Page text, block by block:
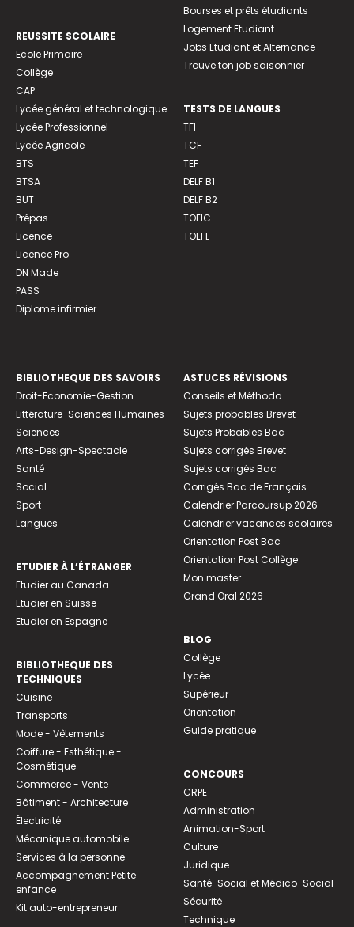
REUSSITE SCOLAIRE
Ecole Primaire
Collège
CAP
Lycée général et technologique
Lycée Professionnel
Lycée Agricole
BTS
BTSA
BUT
Prépas
Licence
Licence Pro
DN Made
PASS
Diplome infirmier
Bourses et prêts étudiants
Logement Etudiant
Jobs Etudiant et Alternance
Trouve ton job saisonnier
TESTS DE LANGUES
TFI
TCF
TEF
DELF B1
DELF B2
TOEIC
TOEFL
BIBLIOTHEQUE DES SAVOIRS
Droit-Economie-Gestion
Littérature-Sciences Humaines
Sciences
Arts-Design-Spectacle
Santé
Social
Sport
Langues
ETUDIER À L’ÉTRANGER
Etudier au Canada
Etudier en Suisse
Etudier en Espagne
BIBLIOTHEQUE DES
TECHNIQUES
Cuisine
Transports
Mode - Vêtements
Coiffure - Esthétique -
Cosmétique
Commerce - Vente
Bâtiment - Architecture
Électricité
Mécanique automobile
Services à la personne
Accompagnement Petite
enfance
Kit auto-entrepreneur
ASTUCES RÉVISIONS
Conseils et Méthodo
Sujets probables Brevet
Sujets Probables Bac
Sujets corrigés Brevet
Sujets corrigés Bac
Corrigés Bac de Français
Calendrier Parcoursup 2026
Calendrier vacances scolaires
Orientation Post Bac
Orientation Post Collège
Mon master
Grand Oral 2026
BLOG
Collège
Lycée
Supérieur
Orientation
Guide pratique
CONCOURS
CRPE
Administration
Animation-Sport
Culture
Juridique
Santé-Social et Médico-Social
Sécurité
Technique